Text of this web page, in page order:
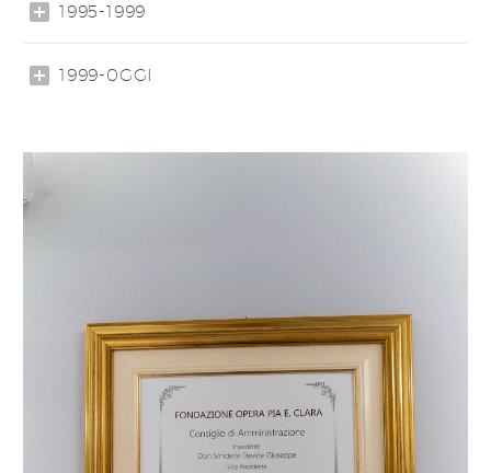
1995-1999
1999-0GGI